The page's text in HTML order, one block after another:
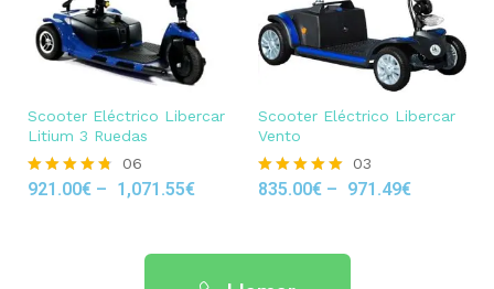
Scooter Eléctrico Libercar
Litium 3 Ruedas
Rated
06
921.00€ – 1,071.55€
Scooter Eléctrico Libercar
Vento
Rated
03
835.00€ – 971.49€